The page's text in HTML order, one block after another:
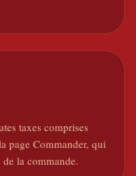
taxes comprises
page Commander, qui
la commande.